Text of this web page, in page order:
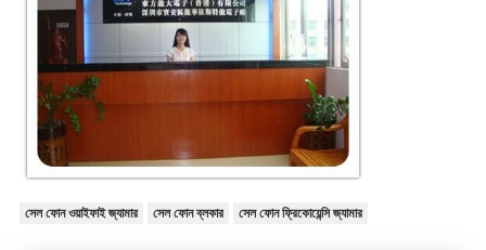
সেল ফোন ওয়াইফাই জ্যামার সেল ফোন ব্লকার সেল ফোন ফ্রিকোয়েন্সি জ্যামার